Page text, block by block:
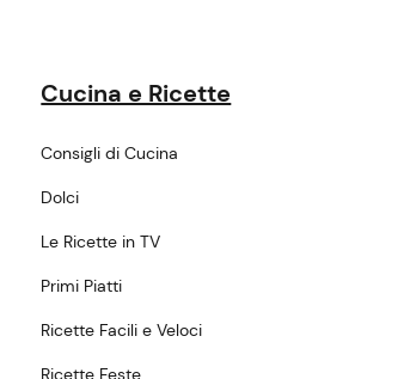
Cucina e Ricette
Consigli di Cucina
Dolci
Le Ricette in TV
Primi Piatti
Ricette Facili e Veloci
Ricette Feste